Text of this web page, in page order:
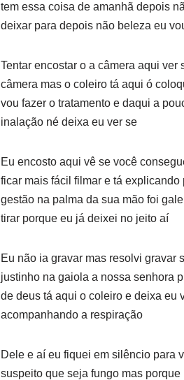
tem essa coisa de amanhã depois
deixar para depois não beleza eu
Tentar encostar o a câmera aqui
câmera mas o coleiro tá aqui ó
vou fazer o tratamento e daqui a
inalação né deixa eu ver se
Eu encosto aqui vê se você
ficar mais fácil filmar e tá
gestão na palma da sua mão foi
tirar porque eu já deixei no jeito aí
Eu não ia gravar mas resolvi gravar
justinho na gaiola a nossa senhora
de deus tá aqui o coleiro e deixa eu
acompanhando a respiração
Dele e aí eu fiquei em silêncio para
suspeito que seja fungo mas